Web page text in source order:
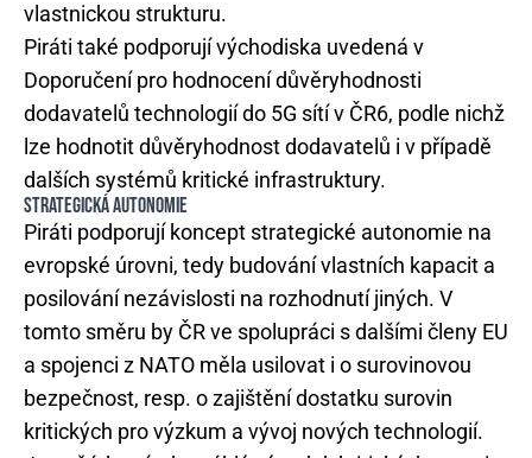
vlastnickou strukturu.
Piráti také podporují východiska uvedená v
Doporučení pro hodnocení důvěryhodnosti
dodavatelů technologií do 5G sítí v ČR6, podle nichž
lze hodnotit důvěryhodnost dodavatelů i v případě
dalších systémů kritické infrastruktury.
STRATEGICKÁ AUTONOMIE
Piráti podporují koncept strategické autonomie na
evropské úrovni, tedy budování vlastních kapacit a
posilování nezávislosti na rozhodnutí jiných. V
tomto směru by ČR ve spolupráci s dalšími členy EU
a spojenci z NATO měla usilovat i o surovinovou
bezpečnost, resp. o zajištění dostatku surovin
kritických pro výzkum a vývoj nových technologií.